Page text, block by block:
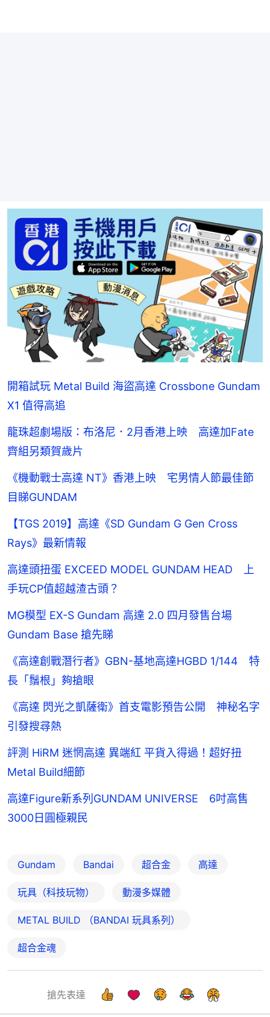
開箱試玩 Metal Build 海盜高達 Crossbone Gundam
X1 值得高追
龍珠超劇場版：布洛尼．2月香港上映 高達加Fate
齊組另類賀歲片
《機動戰士高達 NT》香港上映 宅男情人節最佳節
目睇GUNDAM
【TGS 2019】高達《SD Gundam G Gen Cross
Rays》最新情報
高達頭扭蛋 EXCEED MODEL GUNDAM HEAD 上
手玩CP值超越渣古頭？
MG模型 EX-S Gundam 高達 2.0 四月發售台場
Gundam Base 搶先睇
《高達創戰潛行者》GBN-基地高達HGBD 1/144 特
長「鬚根」夠搶眼
《高達 閃光之凱薩衛》首支電影預告公開 神秘名字
引發搜尋熱
評測 HiRM 迷惘高達 異端紅 平貨入得過！超好扭
Metal Build細節
高達Figure新系列GUNDAM UNIVERSE 6吋高售
3000日圓極親民
Gundam Bandai 超合金 高達
玩具（科技玩物） 動漫多媒體
METAL BUILD （BANDAI 玩具系列）
超合金魂
搶先表達